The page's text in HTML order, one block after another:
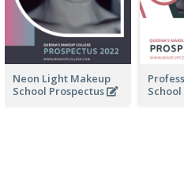
Neon Light Makeup
School Prospectus